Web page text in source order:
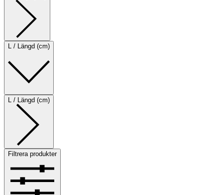
L / Längd (cm)
L / Längd (cm)
Filtrera produkter